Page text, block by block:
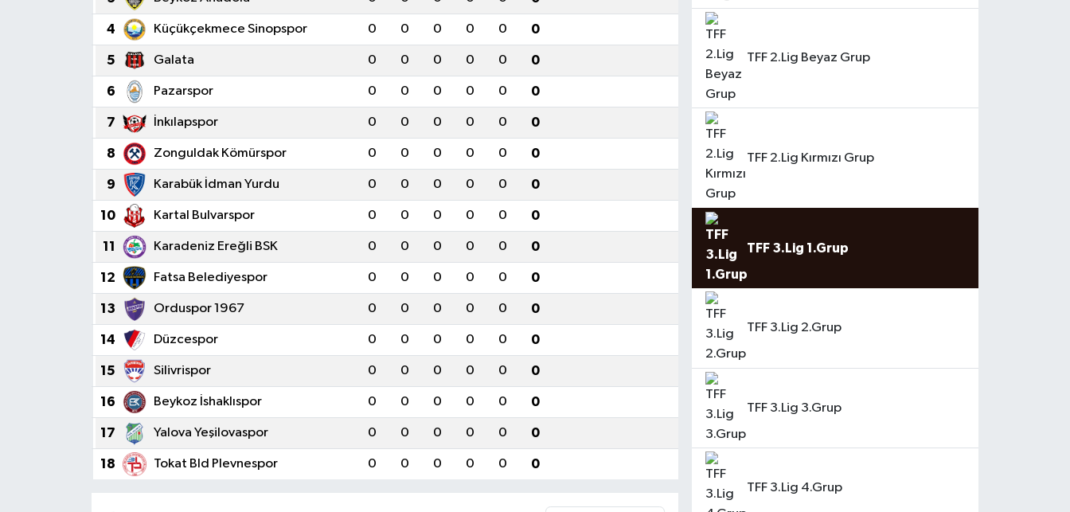
4 Küçükçekmece Sinopspor 0 0 0 0 0 0
5 Galata 0 0 0 0 0 0
6 Pazarspor 0 0 0 0 0 0
7 İnkılapspor 0 0 0 0 0 0
8 Zonguldak Kömürspor 0 0 0 0 0 0
9 Karabük İdman Yurdu 0 0 0 0 0 0
10 Kartal Bulvarspor 0 0 0 0 0 0
11 Karadeniz Ereğli BSK 0 0 0 0 0 0
12 Fatsa Belediyespor 0 0 0 0 0 0
13 Orduspor 1967 0 0 0 0 0 0
14 Düzcespor 0 0 0 0 0 0
15 Silivrispor 0 0 0 0 0 0
16 Beykoz İshaklıspor 0 0 0 0 0 0
17 Yalova Yeşilovaspor 0 0 0 0 0 0
18 Tokat Bld Plevnespor 0 0 0 0 0 0
TFF 2.Lig Beyaz Grup
TFF 2.Lig Kırmızı Grup
TFF 3.Lig 1.Grup
TFF 3.Lig 2.Grup
TFF 3.Lig 3.Grup
TFF 3.Lig 4.Grup